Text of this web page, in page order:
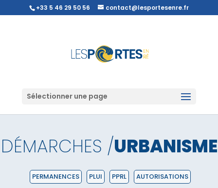
+33 5 46 29 50 56 contact@lesportesenre.fr
Sélectionner une page
DÉMARCHES /URBANISME
PERMANENCES PLUI PPRL AUTORISATIONS